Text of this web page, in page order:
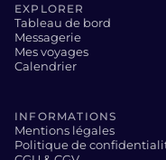
EXPLORER
Tableau de bord
Messagerie
Mes voyages
Calendrier
INFORMATIONS
Mentions légales
Politique de